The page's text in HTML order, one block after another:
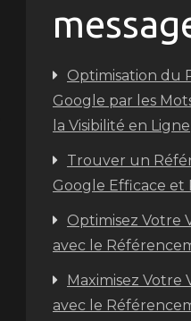
Optimisation du
Google par les
la Visibilité en Ligne
Trouver un
Google Efficace et
Optimisez Votre
avec le
Maximisez Votre
avec le